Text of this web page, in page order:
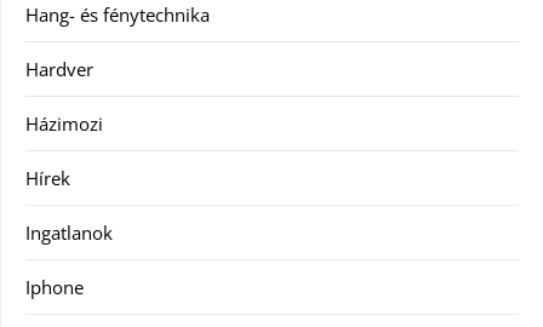
Hang- és fénytechnika
Hardver
Házimozi
Hírek
Ingatlanok
Iphone